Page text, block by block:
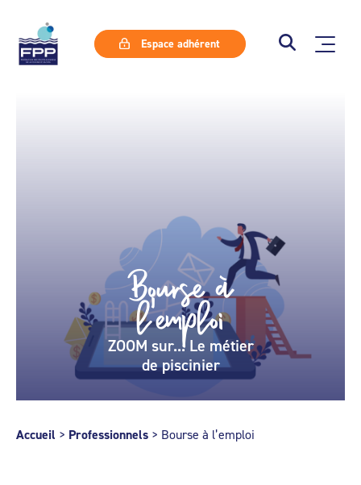
Espace adhérent
Bourse à
l'emploi
ZOOM sur... Le métier
de piscinier
Accueil > Professionnels > Bourse à l’emploi